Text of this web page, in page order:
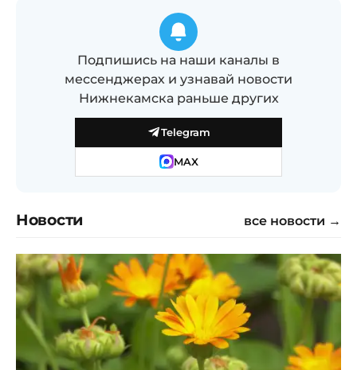
Подпишись на наши каналы в
мессенджерах и узнавай новости
Нижнекамска раньше других
Telegram
MAX
Новости все новости →